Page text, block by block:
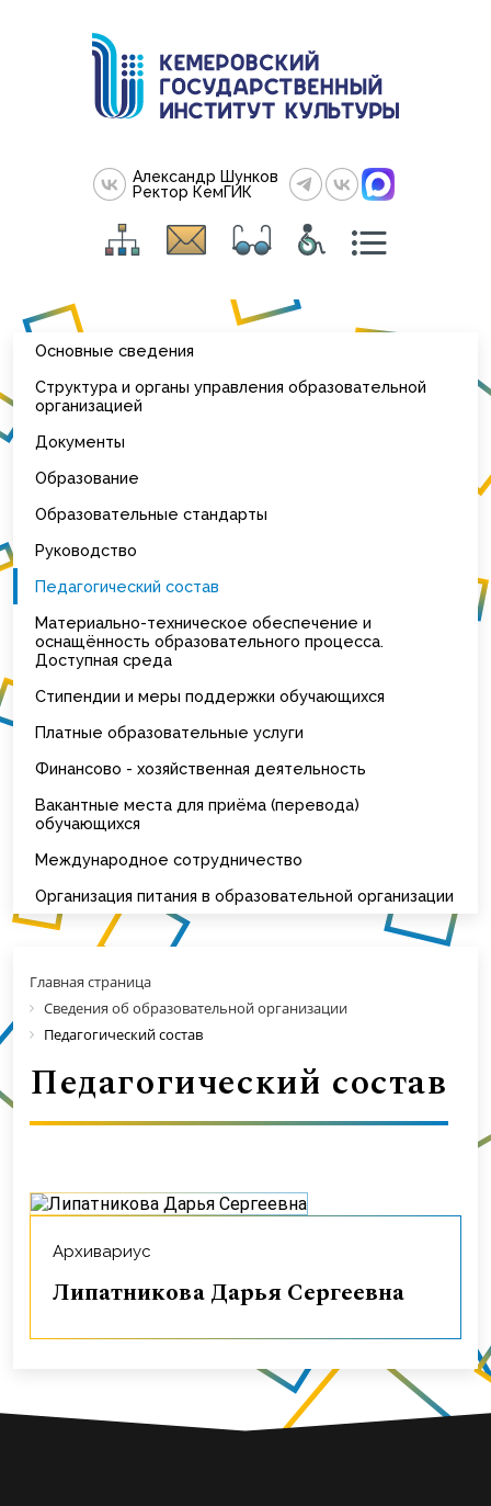
Александр Шунков
Ректор КемГИК
Основные сведения
Структура и органы управления образовательной
организацией
Документы
Образование
Образовательные стандарты
Руководство
Педагогический состав
Материально-техническое обеспечение и
оснащённость образовательного процесса.
Доступная среда
Стипендии и меры поддержки обучающихся
Платные образовательные услуги
Финансово - хозяйственная деятельность
Вакантные места для приёма (перевода)
обучающихся
Международное сотрудничество
Организация питания в образовательной организации
Главная страница
Сведения об образовательной организации
Педагогический состав
Педагогический состав
Архивариус
Липатникова Дарья Сергеевна